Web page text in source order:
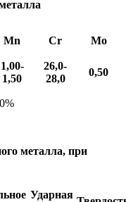
Mn Cr Mo
1,00-
1,50
26,0-
28,0
0,50
металла, при
Ударная